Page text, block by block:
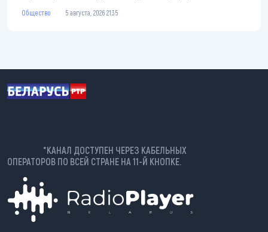
Общество 5 августа, 2026 21:35
*КАНАЛ ДОСТУПЕН ЧЕРЕЗ КАБЕЛЬНЫХ
ОПЕРАТОРОВ ПО ВСЕЙ СТРАНЕ НА 11-Й КНОПКЕ.